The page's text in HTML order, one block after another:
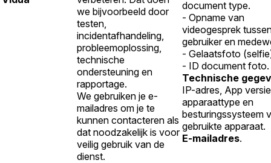
we bijvoorbeeld door
testen,
incidentafhandeling,
probleemoplossing,
technische
ondersteuning en
rapportage.
We gebruiken je e-
mailadres om je te
kunnen contacteren als
dat noodzakelijk is voor
veilig gebruik van de
dienst.
document type.
- Opname van
videogesprek
gebruiker en
- Gelaatsfoto
- ID document foto.
Technische
IP-adres, App
apparaattype en
besturingssysteem
gebruikte apparaat.
E-mailadres.